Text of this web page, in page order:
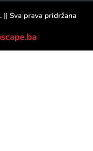
Sva prava pridržana